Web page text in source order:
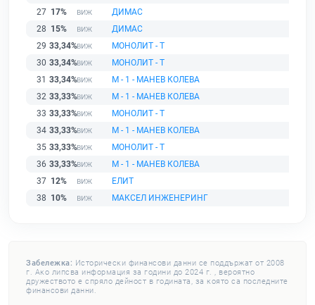
27 17%
ДИМАС
28 15%
ДИМАС
29 33,34%
МОНОЛИТ - Т
30 33,34%
МОНОЛИТ - Т
31 33,34%
М - 1 - МАНЕВ КОЛЕВА
32 33,33%
М - 1 - МАНЕВ КОЛЕВА
33 33,33%
МОНОЛИТ - Т
34 33,33%
М - 1 - МАНЕВ КОЛЕВА
35 33,33%
МОНОЛИТ - Т
36 33,33%
М - 1 - МАНЕВ КОЛЕВА
37 12%
ЕЛИТ
38 10% МАКСЕЛ ИНЖЕНЕРИНГ
Забележка: Исторически финансови данни се поддържат от 2008
г. Ако липсва информация за години до 2024 г. , вероятно
дружеството е спряло дейност в годината, за която са последните
финансови данни.